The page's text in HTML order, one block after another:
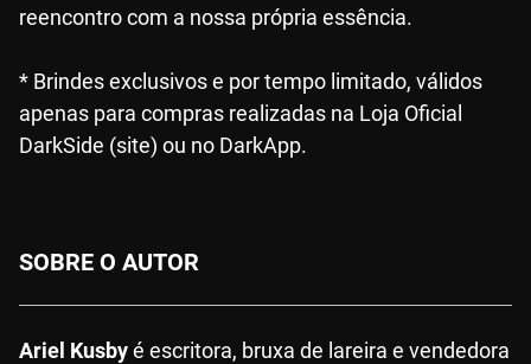
reencontro com a nossa própria essência.
* Brindes exclusivos e por tempo limitado, válidos
apenas para compras realizadas na Loja Oficial
DarkSide (site) ou no DarkApp.
SOBRE O AUTOR
Ariel Kusbyé escritora, bruxa de lareira e vendedora